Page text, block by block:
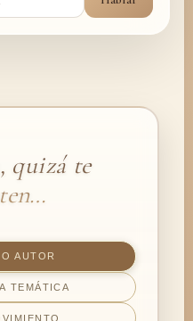
quizá te
AUTOR
TEMÁTICA